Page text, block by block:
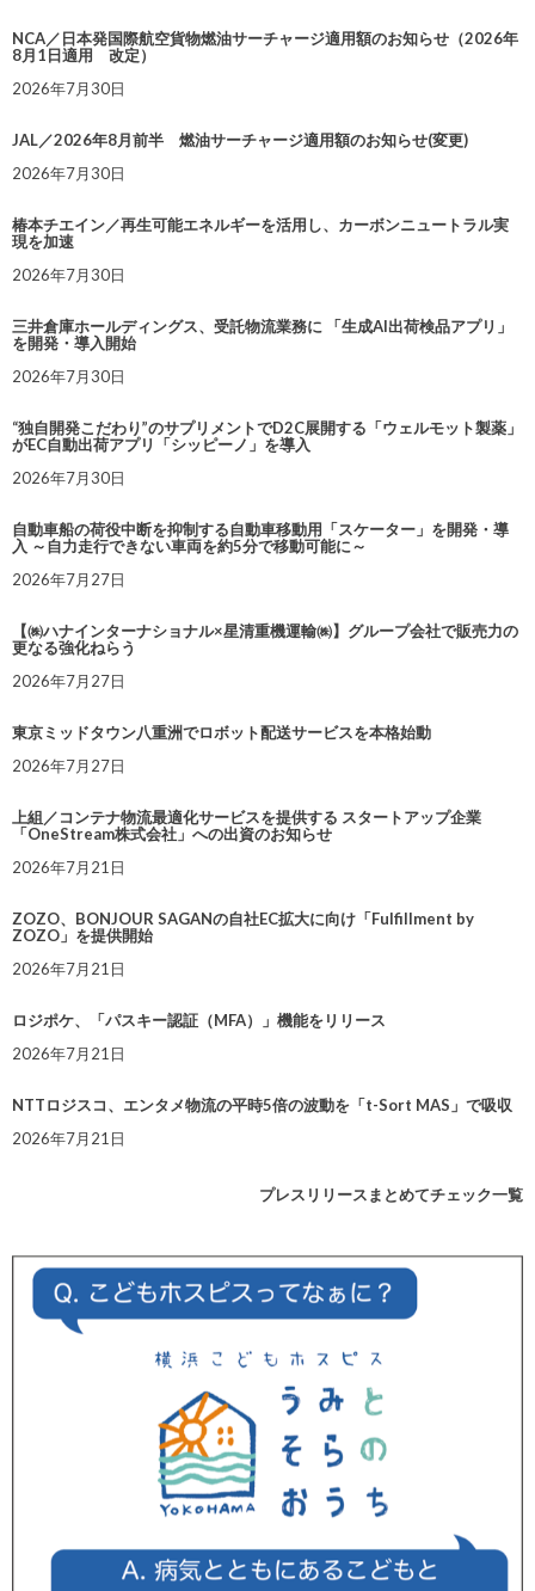
NCA／日本発国際航空貨物燃油サーチャージ適用額のお知らせ（2026年
8月1日適用 改定）
2026年7月30日
JAL／2026年8月前半 燃油サーチャージ適用額のお知らせ(変更)
2026年7月30日
椿本チエイン／再生可能エネルギーを活用し、カーボンニュートラル実
現を加速
2026年7月30日
三井倉庫ホールディングス、受託物流業務に 「生成AI出荷検品アプリ」
を開発・導入開始
2026年7月30日
“独自開発こだわり”のサプリメントでD2C展開する「ウェルモット製薬」
がEC自動出荷アプリ「シッピーノ」を導入
2026年7月30日
自動車船の荷役中断を抑制する自動車移動用「スケーター」を開発・導
入 ～自力走行できない車両を約5分で移動可能に～
2026年7月27日
【㈱ハナインターナショナル×星清重機運輸㈱】グループ会社で販売力の
更なる強化ねらう
2026年7月27日
東京ミッドタウン八重洲でロボット配送サービスを本格始動
2026年7月27日
上組／コンテナ物流最適化サービスを提供する スタートアップ企業
「OneStream株式会社」への出資のお知らせ
2026年7月21日
ZOZO、BONJOUR SAGANの自社EC拡大に向け「Fulfillment by
ZOZO」を提供開始
2026年7月21日
ロジポケ、「パスキー認証（MFA）」機能をリリース
2026年7月21日
NTTロジスコ、エンタメ物流の平時5倍の波動を「t-Sort MAS」で吸収
2026年7月21日
プレスリリースまとめてチェック一覧